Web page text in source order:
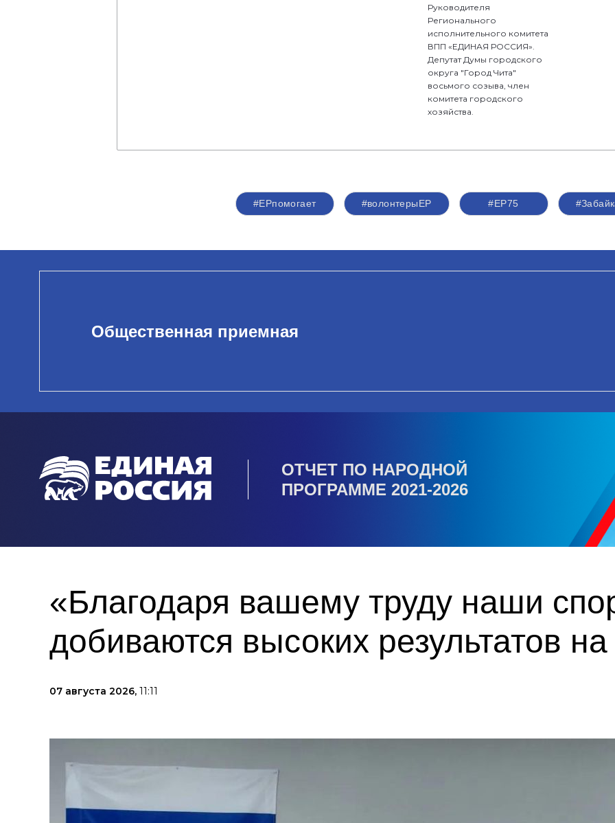
Руководителя
Регионального
исполнительного комитета
ВПП «ЕДИНАЯ РОССИЯ».
Депутат Думы городского
округа "Город Чита"
восьмого созыва, член
комитета городского
хозяйства.
#ЕРпомогает #волонтерыЕР #ЕР75
Общественная приемная
ОТЧЕТ ПО НАРОДНОЙ
ПРОГРАММЕ 2021-2026
«Благодаря вашему труду наши
добиваются высоких результатов
07 августа 2026, 11:11